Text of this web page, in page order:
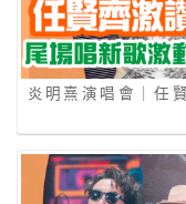
炎明熹演唱會｜任